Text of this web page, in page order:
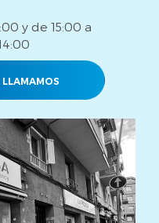
y de 15:00 a
LLAMAMOS